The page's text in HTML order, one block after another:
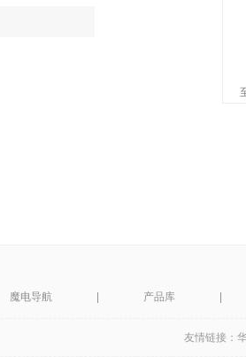
魔电导航 产品库
友情链接：